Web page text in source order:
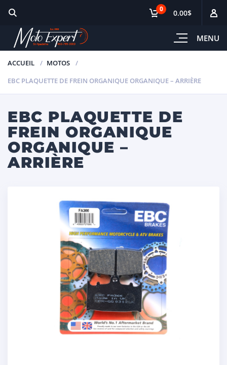
MENU
0 0.00$
ACCUEIL
MOTOS
EBC PLAQUETTE DE FREIN ORGANIQUE ORGANIQUE – ARRIÈRE
EBC PLAQUETTE DE
FREIN ORGANIQUE
ORGANIQUE –
ARRIÈRE